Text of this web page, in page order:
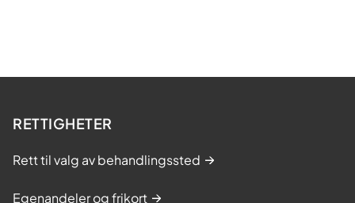
RETTIGHETER
Rett til valg av behandlingssted
Egenandeler og frikort